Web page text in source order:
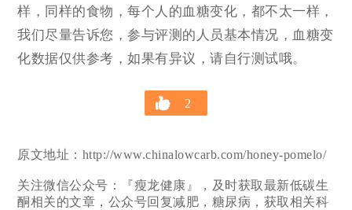
样，同样的食物，每个人的血糖变化，都不太一样，
我们尽量告诉您，参与评测的人员基本情况，血糖变
化数据仅供参考，如果有异议，请自行测试哦。
2
原文地址：http://www.chinalowcarb.com/honey-pomelo/
关注微信公众号：『瘦龙健康』，及时获取最新低碳生
酮相关的文章，公众号回复减肥，糖尿病，获取相关科